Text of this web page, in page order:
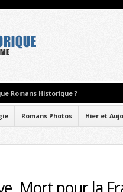
Romans Historique ?
Romans Photos Hier et